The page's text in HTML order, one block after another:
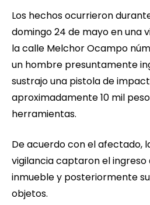
Los hechos ocurrieron
domingo 24 de mayo en una
la calle Melchor Ocampo
un hombre presuntamente
sustrajo una pistola de
aproximadamente 10 mil
herramientas.
De acuerdo con el afectado,
vigilancia captaron el ingreso
inmueble y posteriormente
objetos.